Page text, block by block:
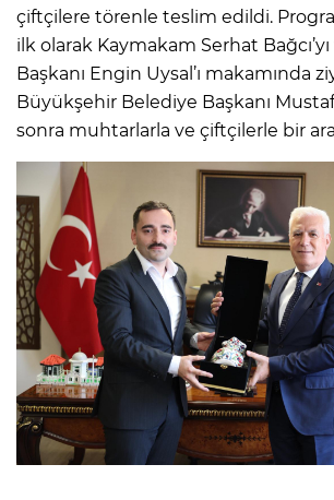
çiftçilere törenle teslim edildi.
ilk olarak Kaymakam Serhat
Başkanı Engin Uysal’ı makamında
Büyükşehir Belediye Başkanı
sonra muhtarlarla ve çiftçilerle bir